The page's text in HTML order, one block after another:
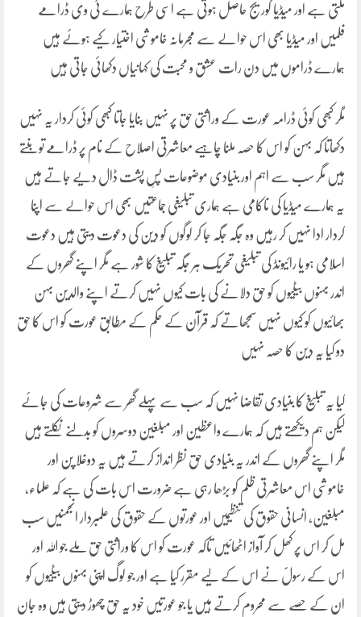
ملتی ہے اور میڈیا کوریج حاصل ہوتی ہے اسی طرح ہمارے ٹی وی ڈرامے
فلمیں اور میڈیا بھی اس حوالے سے مجرمانہ خاموشی اختیار کیے ہوئے ہیں
ہمارے ڈراموں میں دن رات عشق و محبت کی کہانیاں دکھائی جاتی ہیں
مگر کبھی کوئی ڈرامہ عورت کے وراثتی حق پر نہیں بنایا جاتا کبھی کوئی کردار یہ نہیں
دکھاتا کہ بہن کو اس کا حصہ ملنا چاہیے معاشرتی اصلاح کے نام پر ڈرامے تو بنتے
ہیں مگر سب سے اہم اور بنیادی موضوعات پسِ پشت ڈال دیے جاتے ہیں
یہ ہمارے میڈیا کی ناکامی ہے ہماری تبلیغی جماعتیں بھی اس حوالے سے اپنا
کردار ادا نہیں کر رہیں وہ جگہ جگہ جا کر لوگوں کو دین کی دعوت دیتی ہیں دعوت
اسلامی ہو یا رائیونڈ کی تبلیغی تحریک ہر جگہ تبلیغ کا شور ہے مگر اپنے گھروں کے
اندر بہنوں بیٹیوں کو حق دلانے کی بات کیوں نہیں کرتے اپنے والدین بہن
بھائیوں کو کیوں نہیں سمجھاتے کہ قرآن کے حکم کے مطابق عورت کو اس کا حق
دو کیا یہ دین کا حصہ نہیں
کیا یہ تبلیغ کا بنیادی تقاضا نہیں کہ سب سے پہلے گھر سے شروعات کی جائے
لیکن ہم دیکھتے ہیں کہ ہمارے واعظین اور مبلغین دوسروں کو بدلنے نکلتے ہیں
مگر اپنے گھروں کے اندر یہ بنیادی حق نظر انداز کرتے ہیں یہ دوغلا پن اور
خاموشی اس معاشرتی ظلم کو بڑھا رہی ہے ضرورت اس بات کی ہے کہ علماء،
مبلغین، انسانی حقوق کی تنظیمیں اور عورتوں کے حقوق کی علمبردار انجمنیں سب
مل کر اس پر کھل کر آواز اٹھائیں تاکہ عورت کو اس کا وراثتی حق ملے جو اللہ اور
اس کے رسولؐ نے اس کے لیے مقرر کیا ہے اور جو لوگ اپنی بہنوں بیٹیوں کو
ان کے حصے سے محروم کرتے ہیں یا جو عورتیں خود یہ حق چھوڑ دیتی ہیں وہ جان